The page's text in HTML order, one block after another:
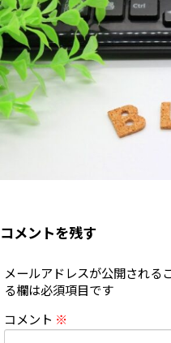
コメントを残す
メールアドレスが公開される
る欄は必須項目です
コメント ※